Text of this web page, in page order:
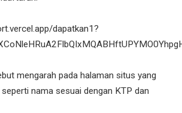
dapatkan1?
mengarah pada halaman situs yang
nama sesuai dengan KTP dan